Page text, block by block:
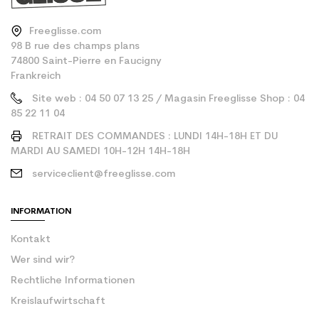
Freeglisse.com
98 B rue des champs plans
74800 Saint-Pierre en Faucigny
Frankreich
Site web : 04 50 07 13 25 / Magasin Freeglisse Shop : 04
85 22 11 04
RETRAIT DES COMMANDES : LUNDI 14H-18H ET DU
MARDI AU SAMEDI 10H-12H 14H-18H
serviceclient@freeglisse.com
INFORMATION
Kontakt
Wer sind wir?
Rechtliche Informationen
Kreislaufwirtschaft